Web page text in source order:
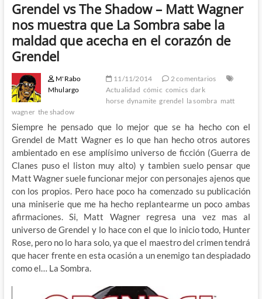
Grendel vs The Shadow – Matt Wagner
nos muestra que La Sombra sabe la
maldad que acecha en el corazón de
Grendel
M'Rabo
Mhulargo
11/11/2014
2 comentarios
Actualidad cómic comics dark
horse dynamite grendel la sombra matt
wagner the shadow
Siempre he pensado que lo mejor que se ha hecho con el
Grendel de Matt Wagner es lo que han hecho otros autores
ambientado en ese amplísimo universo de ficción (Guerra de
Clanes puso el liston muy alto) y tambien suelo pensar que
Matt Wagner suele funcionar mejor con personajes ajenos que
con los propios. Pero hace poco ha comenzado su publicación
una miniserie que me ha hecho replantearme un poco ambas
afirmaciones. Si, Matt Wagner regresa una vez mas al
universo de Grendel y lo hace con el que lo inicio todo, Hunter
Rose, pero no lo hara solo, ya que el maestro del crimen tendrá
que hacer frente en esta ocasión a un enemigo tan despiadado
como el… La Sombra.